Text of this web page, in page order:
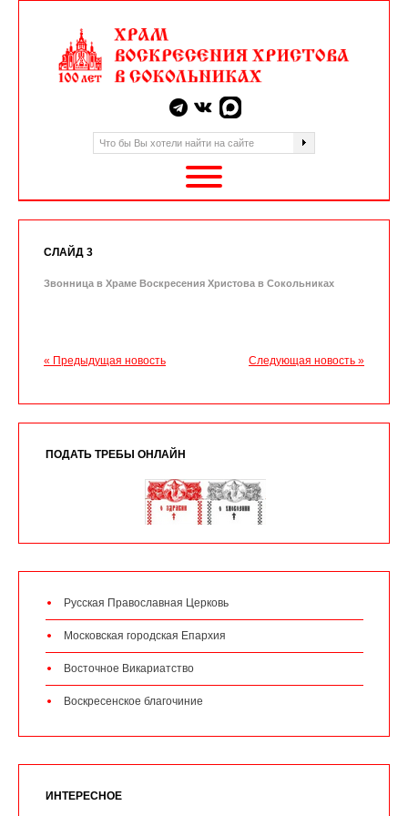
СЛАЙД 3
Звонница в Храме Воскресения Христова в Сокольниках
« Предыдущая новость Следующая новость »
ПОДАТЬ ТРЕБЫ ОНЛАЙН
Русская Православная Церковь
Московская городская Епархия
Восточное Викариатство
Воскресенское благочиние
ИНТЕРЕСНОЕ